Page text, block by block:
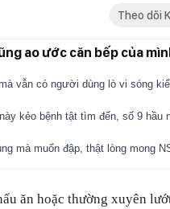
Theo dõi
ao ước căn bếp của
vẫn có người dùng lò vi sóng
kẻo bệnh tật tìm đến, số 9 hầu
mà muốn đập, thật lòng mong
ăn hoặc thường xuyên